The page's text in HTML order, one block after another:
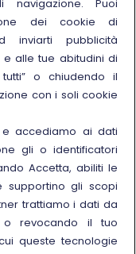
Puoi
dei cookie di
inviarti pubblicità
alle tue abitudini di
tutti” o chiudendo il
con i soli cookie
accediamo ai dati
gli o identificatori
Accetta, abiliti le
supportino gli scopi
trattiamo i dati da
o revocando il tuo
queste tecnologie